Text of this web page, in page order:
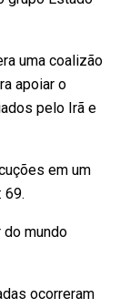
uma coalizão
apoiar o
pelo Irã e
em um
69.
do mundo
ocorreram